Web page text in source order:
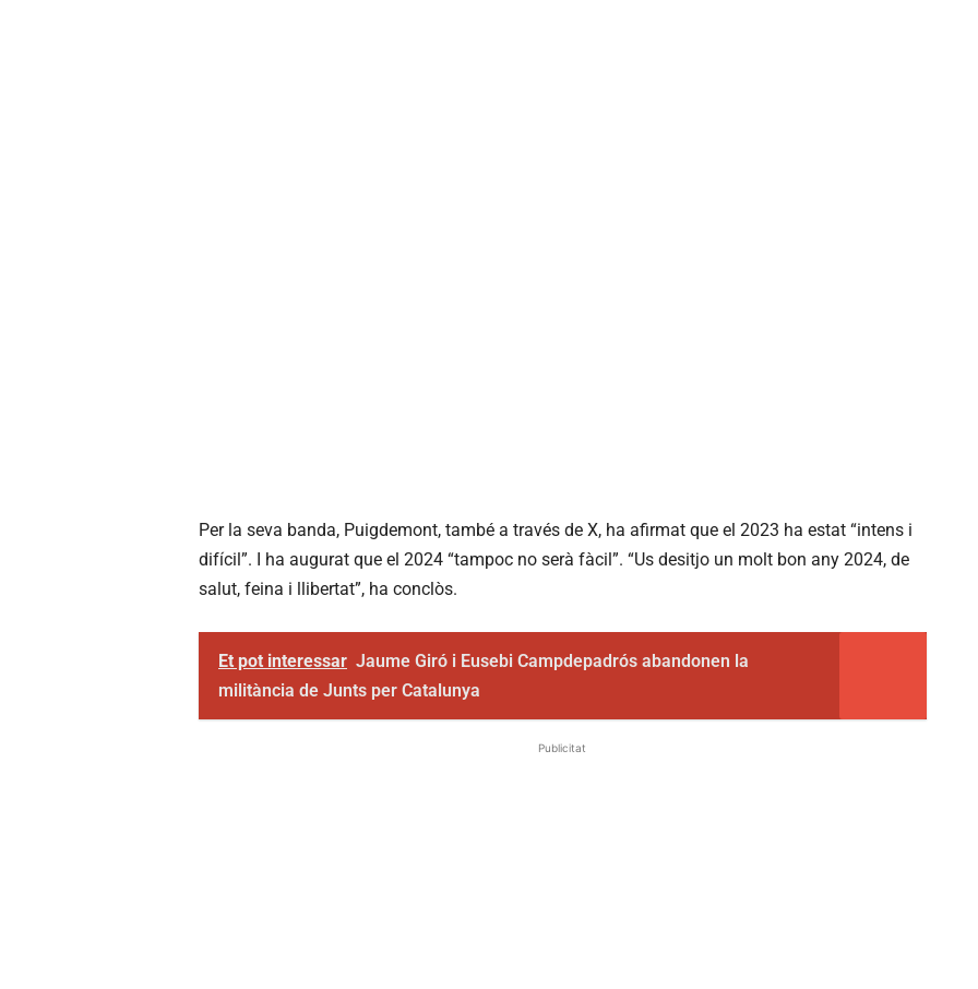
Per la seva banda, Puigdemont, també a través de X, ha afirmat que el 2023 ha estat “intens i
difícil”. I ha augurat que el 2024 “tampoc no serà fàcil”. “Us desitjo un molt bon any 2024, de
salut, feina i llibertat”, ha conclòs.
Et pot interessar Jaume Giró i Eusebi Campdepadrós abandonen la
militància de Junts per Catalunya
Publicitat